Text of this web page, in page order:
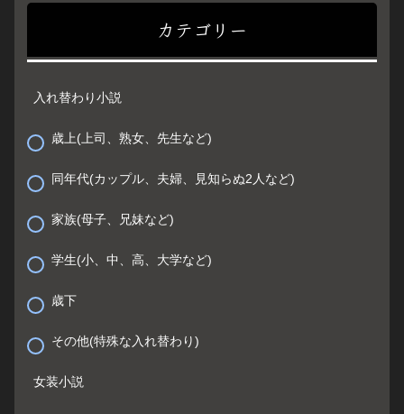
カテゴリー
入れ替わり小説
歳上(上司、熟女、先生など)
同年代(カップル、夫婦、見知らぬ2人など)
家族(母子、兄妹など)
学生(小、中、高、大学など)
歳下
その他(特殊な入れ替わり)
女装小説